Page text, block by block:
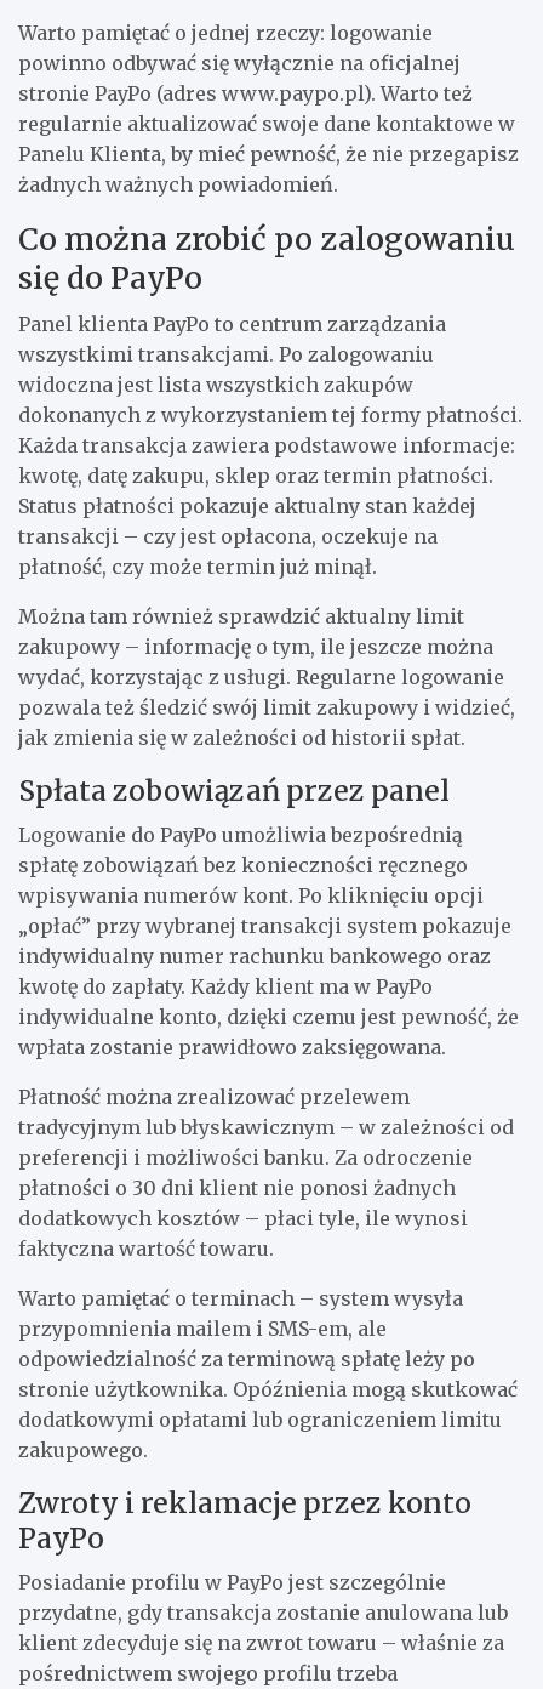
Warto pamiętać o jednej rzeczy: logowanie
powinno odbywać się wyłącznie na oficjalnej
stronie PayPo (adres www.paypo.pl). Warto też
regularnie aktualizować swoje dane kontaktowe w
Panelu Klienta, by mieć pewność, że nie przegapisz
żadnych ważnych powiadomień.
Co można zrobić po zalogowaniu
się do PayPo
Panel klienta PayPo to centrum zarządzania
wszystkimi transakcjami. Po zalogowaniu
widoczna jest lista wszystkich zakupów
dokonanych z wykorzystaniem tej formy płatności.
Każda transakcja zawiera podstawowe informacje:
kwotę, datę zakupu, sklep oraz termin płatności.
Status płatności pokazuje aktualny stan każdej
transakcji – czy jest opłacona, oczekuje na
płatność, czy może termin już minął.
Można tam również sprawdzić aktualny limit
zakupowy – informację o tym, ile jeszcze można
wydać, korzystając z usługi. Regularne logowanie
pozwala też śledzić swój limit zakupowy i widzieć,
jak zmienia się w zależności od historii spłat.
Spłata zobowiązań przez panel
Logowanie do PayPo umożliwia bezpośrednią
spłatę zobowiązań bez konieczności ręcznego
wpisywania numerów kont. Po kliknięciu opcji
„opłać” przy wybranej transakcji system pokazuje
indywidualny numer rachunku bankowego oraz
kwotę do zapłaty. Każdy klient ma w PayPo
indywidualne konto, dzięki czemu jest pewność, że
wpłata zostanie prawidłowo zaksięgowana.
Płatność można zrealizować przelewem
tradycyjnym lub błyskawicznym – w zależności od
preferencji i możliwości banku. Za odroczenie
płatności o 30 dni klient nie ponosi żadnych
dodatkowych kosztów – płaci tyle, ile wynosi
faktyczna wartość towaru.
Warto pamiętać o terminach – system wysyła
przypomnienia mailem i SMS-em, ale
odpowiedzialność za terminową spłatę leży po
stronie użytkownika. Opóźnienia mogą skutkować
dodatkowymi opłatami lub ograniczeniem limitu
zakupowego.
Zwroty i reklamacje przez konto
PayPo
Posiadanie profilu w PayPo jest szczególnie
przydatne, gdy transakcja zostanie anulowana lub
klient zdecyduje się na zwrot towaru – właśnie za
pośrednictwem swojego profilu trzeba